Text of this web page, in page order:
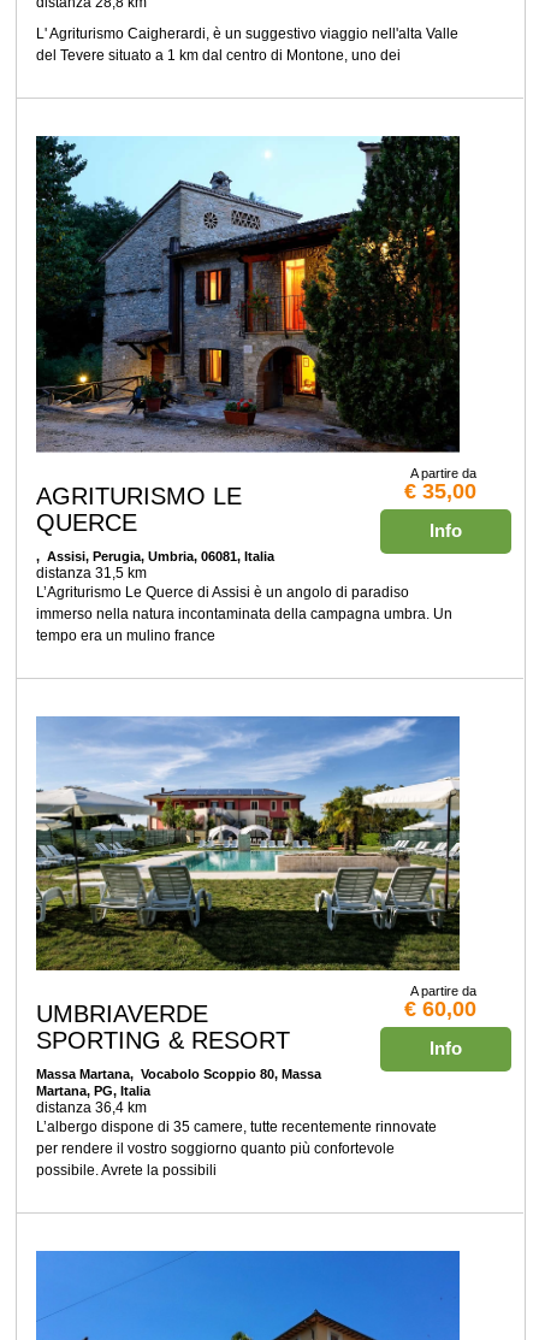
L' Agriturismo Caigherardi, è un suggestivo viaggio nell'alta Valle
del Tevere situato a 1 km dal centro di Montone, uno dei
A partire da
€ 35,00
Info
AGRITURISMO LE
QUERCE
, Assisi, Perugia, Umbria, 06081, Italia
distanza 31,5 km
L’Agriturismo Le Querce di Assisi è un angolo di paradiso
immerso nella natura incontaminata della campagna umbra. Un
tempo era un mulino france
A partire da
€ 60,00
Info
UMBRIAVERDE
SPORTING & RESORT
Massa Martana, Vocabolo Scoppio 80, Massa
Martana, PG, Italia
distanza 36,4 km
L’albergo dispone di 35 camere, tutte recentemente rinnovate
per rendere il vostro soggiorno quanto più confortevole
possibile. Avrete la possibili